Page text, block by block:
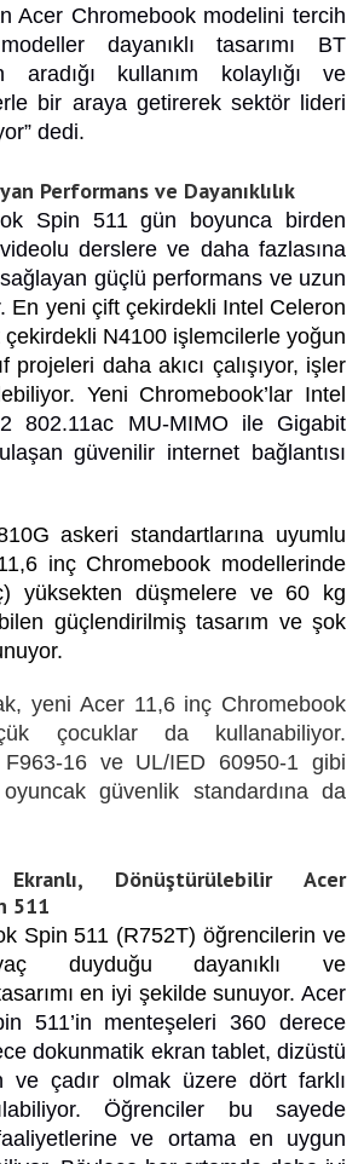
Acer Chromebook modelini tercih
dayanıklı tasarımı BT
aradığı kullanım kolaylığı ve
bir araya getirerek sektör lideri
dedi.
Performans ve Dayanıklılık
Spin 511 gün boyunca birden
derslere ve daha fazlasına
güçlü performans ve uzun
En yeni çift çekirdekli Intel Celeron
N4100 işlemcilerle yoğun
projeleri daha akıcı çalışıyor, işler
Yeni Chromebook’lar Intel
802.11ac MU-MIMO ile Gigabit
güvenilir internet bağlantısı
askeri standartlarına uyumlu
inç Chromebook modellerinde
yüksekten düşmelere ve 60 kg
güçlendirilmiş tasarım ve şok
yeni Acer 11,6 inç Chromebook
çocuklar da kullanabiliyor.
16 ve UL/IED 60950-1 gibi
güvenlik standardına da
Dönüştürülebilir Acer
511
Spin 511 (R752T) öğrencilerin ve
duyduğu dayanıklı ve
en iyi şekilde sunuyor. Acer
511’in menteşeleri 360 derece
dokunmatik ekran tablet, dizüstü
ve çadır olmak üzere dört farklı
Öğrenciler bu sayede
ve ortama en uygun